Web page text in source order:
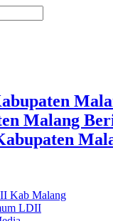
Malang
Kab Malang
LDII